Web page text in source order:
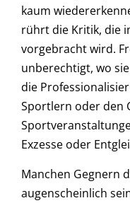
kaum
rührt die Kritik, die
vorgebracht wird.
unberechtigt, wo
die
Sportlern oder den
Exzesse oder
Manchen Gegnern
augenscheinlich